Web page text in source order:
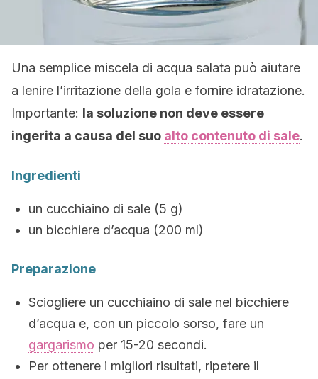
Una semplice miscela di acqua salata può aiutare
a lenire l’irritazione della gola e fornire idratazione.
Importante: la soluzione non deve essere
ingerita a causa del suo alto contenuto di sale.
Ingredienti
un cucchiaino di sale (5 g)
un bicchiere d’acqua (200 ml)
Preparazione
Sciogliere un cucchiaino di sale nel bicchiere
d’acqua e, con un piccolo sorso, fare un
gargarismo per 15-20 secondi.
Per ottenere i migliori risultati, ripetere il